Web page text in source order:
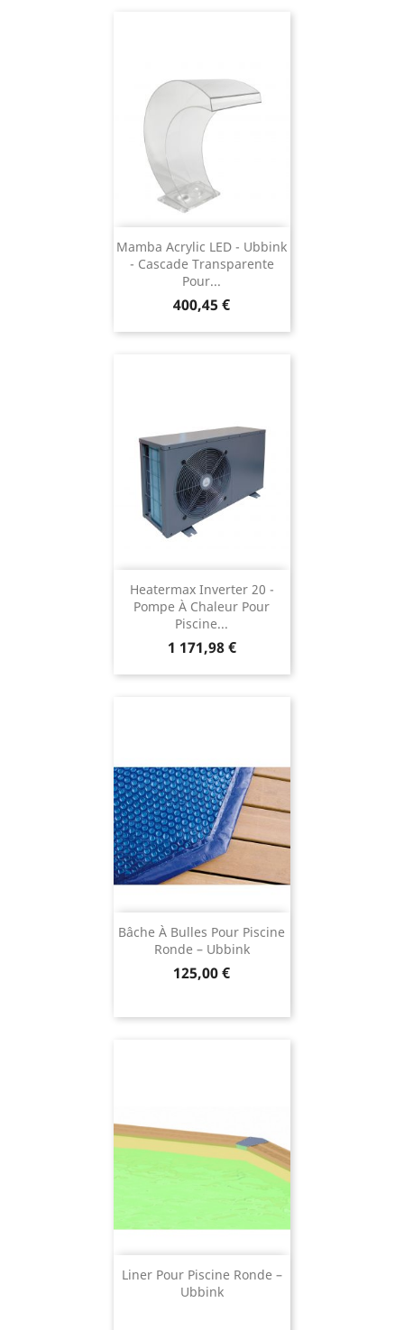
Mamba Acrylic LED - Ubbink
- Cascade Transparente
Pour...
Prix
400,45 €
Heatermax Inverter 20 -
Pompe À Chaleur Pour
Piscine...
Prix
1 171,98 €
Bâche À Bulles Pour Piscine
Ronde – Ubbink
Prix
125,00 €
Liner Pour Piscine Ronde –
Ubbink